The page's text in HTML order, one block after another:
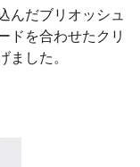
んだブリオッシュ
ドを合わせたクリ
ました。